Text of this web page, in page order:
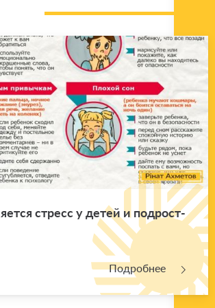
стресс у детей и под­рост­
Подробнее